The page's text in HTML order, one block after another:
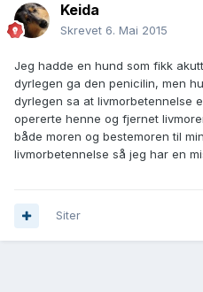
Keida
Skrevet 6. Mai 2015
Jeg hadde en hund som fikk
dyrlegen ga den penicilin, men
dyrlegen sa at livmorbetennelse
opererte henne og fjernet
både moren og bestemoren til
livmorbetennelse så jeg har en
Siter